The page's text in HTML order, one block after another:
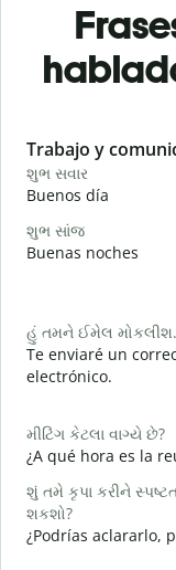
Slide 1 of 6
Trabajo y
શુભ સવાર
Buenos día
શુભ સાંજ
Buenas noches
હું તમને ઈમેલ મોકલીશ.
Te enviaré un
electrónico.
મીટિંગ કેટલા વાગ્યે છે?
¿A qué hora es la
શું તમે કૃપા કરીને
શકશો?
¿Podrías aclararlo,